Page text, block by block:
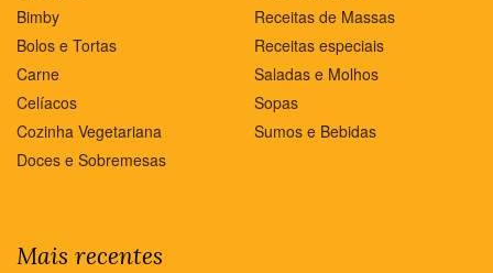
Bimby
Bolos e Tortas
Carne
Celíacos
Cozinha Vegetariana
Doces e Sobremesas
Receitas de Massas
Receitas especiais
Saladas e Molhos
Sopas
Sumos e Bebidas
Mais recentes